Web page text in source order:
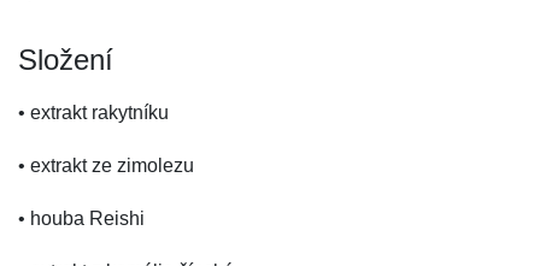
Složení
• extrakt rakytníku
• extrakt ze zimolezu
• houba Reishi